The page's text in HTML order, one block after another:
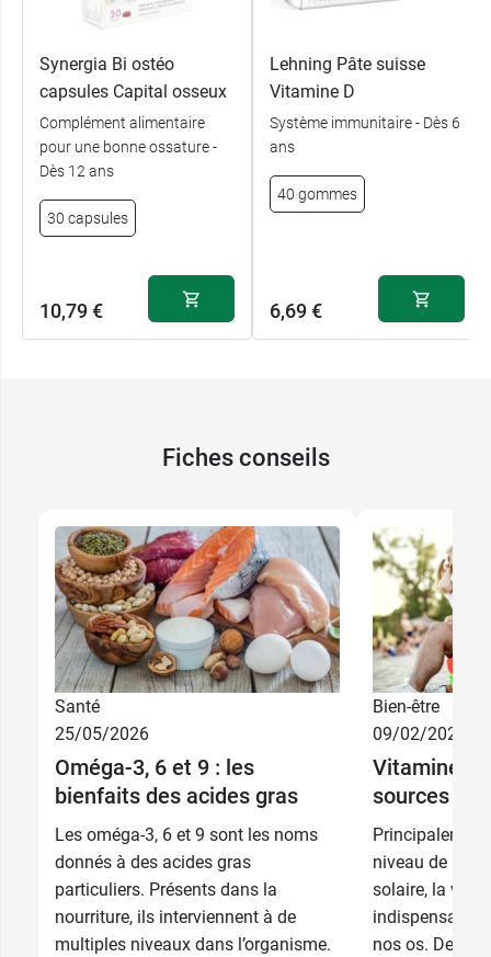
Synergia Bi ostéo
capsules Capital osseux
Complément alimentaire
pour une bonne ossature -
Dès 12 ans
30 capsules
10,79 €
Lehning Pâte suisse
Vitamine D
Système immunitaire - Dès 6
ans
40 gommes
6,69 €
Fiches conseils
Santé
25/05/2026
Oméga-3, 6 et 9 : les
bienfaits des acides gras
Les oméga-3, 6 et 9 sont les noms
donnés à des acides gras
particuliers. Présents dans la
nourriture, ils interviennent à de
multiples niveaux dans l’organisme.
Bien-être
09/02/2026
Vitamine D
sources
niveau de la
solaire, la
indispensable
nos os. De